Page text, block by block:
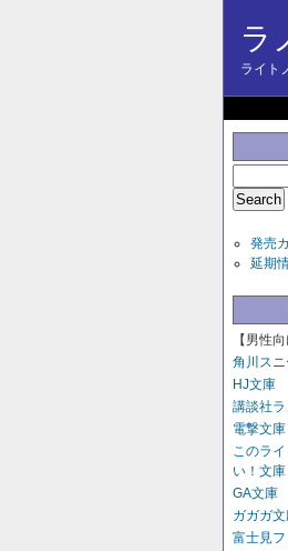
ラ
ライト
発売
延期
【男性
角川ス
HJ文庫
講談社
電撃文庫
このラ
い！文庫
GA文庫
ガガガ
富士見